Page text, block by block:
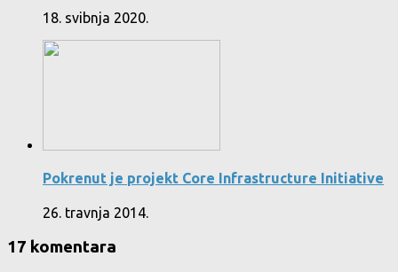
18. svibnja 2020.
Pokrenut je projekt Core Infrastructure Initiative
26. travnja 2014.
17 komentara